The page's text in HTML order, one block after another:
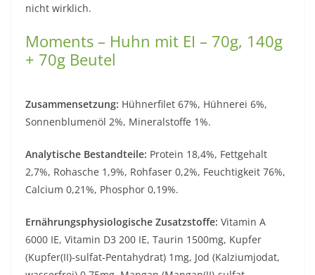
nicht wirklich.
Moments – Huhn mit EI – 70g, 140g
+ 70g Beutel
Zusammensetzung: Hühnerfilet 67%, Hühnerei 6%,
Sonnenblumenöl 2%, Mineralstoffe 1%.
Analytische Bestandteile: Protein 18,4%, Fettgehalt
2,7%, Rohasche 1,9%, Rohfaser 0,2%, Feuchtigkeit 76%,
Calcium 0,21%, Phosphor 0,19%.
Ernährungsphysiologische Zusatzstoffe: Vitamin A
6000 IE, Vitamin D3 200 IE, Taurin 1500mg, Kupfer
(Kupfer(II)-sulfat-Pentahydrat) 1mg, Jod (Kalziumjodat,